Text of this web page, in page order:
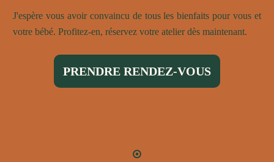
J'espère vous avoir convaincu de tous les bienfaits pour vous et
votre bébé. Profitez-en, réservez votre atelier dès maintenant.
PRENDRE RENDEZ-VOUS